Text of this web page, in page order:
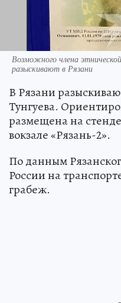
Возможного члена
разыскивают в Рязани
В Рязани
Тунгуева.
размещена на
вокзале «Рязань-2».
По данным
России на
грабеж.